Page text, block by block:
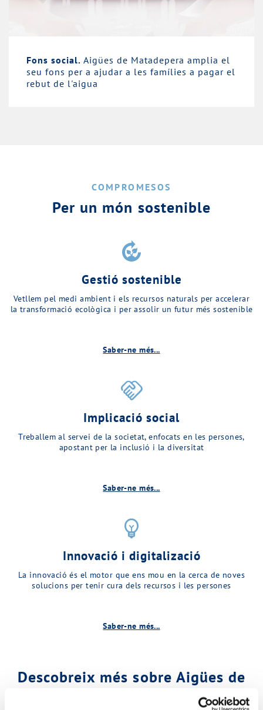
Fons social. Aigües de Matadepera amplia el
seu fons per a ajudar a les famílies a pagar el
rebut de l'aigua
COMPROMESOS
Per un món sostenible
compost
Gestió sostenible
Vetllem pel medi ambient i els recursos naturals per accelerar
la transformació ecològica i per assolir un futur més sostenible
Saber-ne més...
handshake
Implicació social
Treballem al servei de la societat, enfocats en les persones,
apostant per la inclusió i la diversitat
Saber-ne més...
emoji_objects
Innovació i digitalizació
La innovació és el motor que ens mou en la cerca de noves
solucions per tenir cura dels recursos i les persones
Saber-ne més...
Descobreix més sobre Aigües de